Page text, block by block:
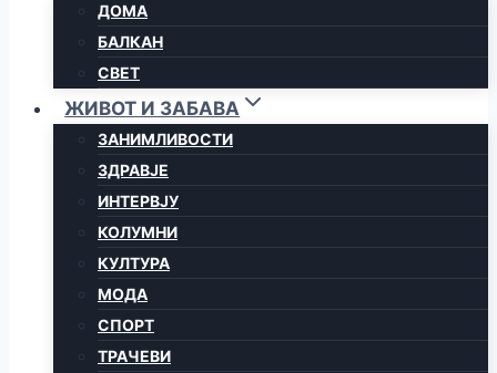
ДОМА
БАЛКАН
СВЕТ
ЖИВОТ И ЗАБАВА
ЗАНИМЛИВОСТИ
ЗДРАВЈЕ
ИНТЕРВЈУ
КОЛУМНИ
КУЛТУРА
МОДА
СПОРТ
ТРАЧЕВИ